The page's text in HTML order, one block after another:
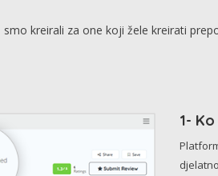
kreirali za one koji žele kreirati
1-